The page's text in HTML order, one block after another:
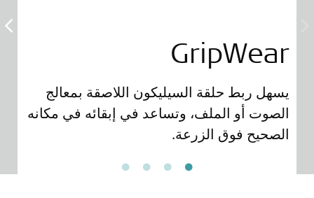
GripWear
يسهل ربط حلقة السيليكون اللاصقة بمعالج
الصوت أو الملف، وتساعد في إبقائه في مكانه
الصحيح فوق الزرعة.